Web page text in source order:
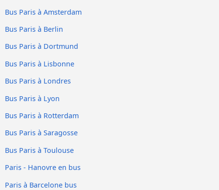
Bus Paris à Amsterdam
Bus Paris à Berlin
Bus Paris à Dortmund
Bus Paris à Lisbonne
Bus Paris à Londres
Bus Paris à Lyon
Bus Paris à Rotterdam
Bus Paris à Saragosse
Bus Paris à Toulouse
Paris - Hanovre en bus
Paris à Barcelone bus